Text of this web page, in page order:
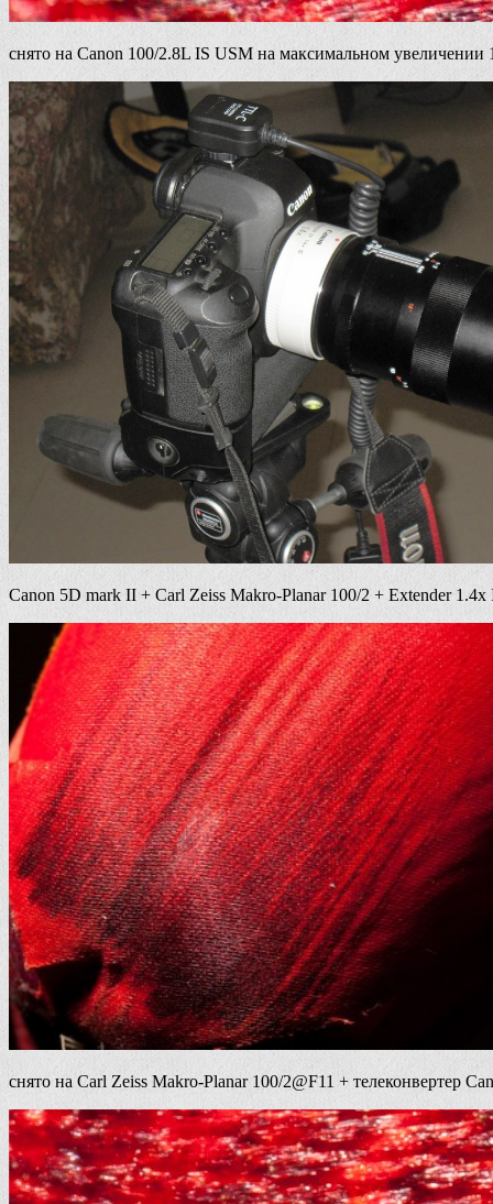
снято на Canon 100/2.8L IS USM на максимальном увеличении
Canon 5D mark II + Carl Zeiss Makro-Planar 100/2 + Extender 1.4x
снято на Carl Zeiss Makro-Planar 100/2@F11 + телеконвертер